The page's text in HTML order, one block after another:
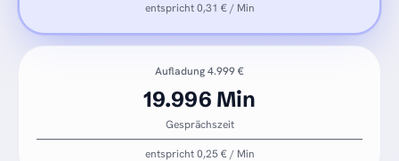
entspricht 0,31 € / Min
Aufladung 4.999 €
19.996 Min
Gesprächszeit
entspricht 0,25 € / Min